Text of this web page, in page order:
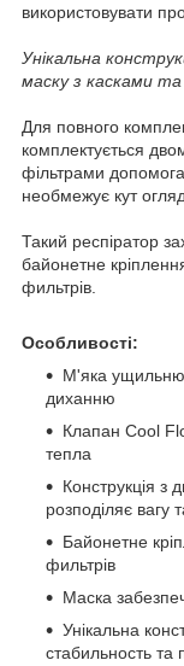
використовувати
Унікальна
маску з касками та
Для повного
комплектується
фільтрами
необмежує кут
Такий респіратор
байонетне
фильтрів.
Особливості:
М'яка
диханню
Клапан Cool
тепла
Конструкція з
розподіляє вагу
Байонетне
фильтрів
Маска
Унікальна
стабильность та